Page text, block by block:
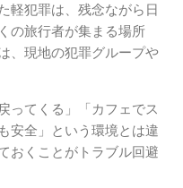
軽犯罪は、残念ながら日
の旅行者が集まる場所
、現地の犯罪グループや
ってくる」「カフェでス
安全」という環境とは違
おくことがトラブル回避